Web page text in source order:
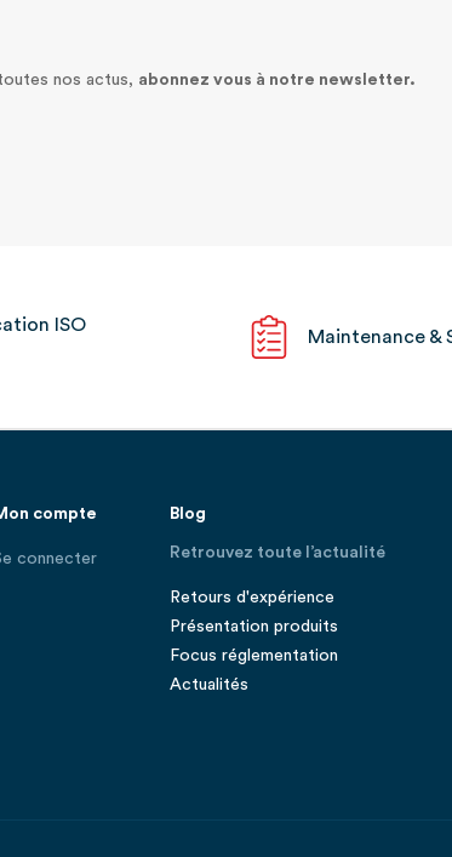
nos actus, abonnez vous à notre newsletter.
ISO
Maintenance &
compte
connecter
Blog
Retrouvez toute l’actualité
Retours d'expérience
Présentation produits
Focus réglementation
Actualités